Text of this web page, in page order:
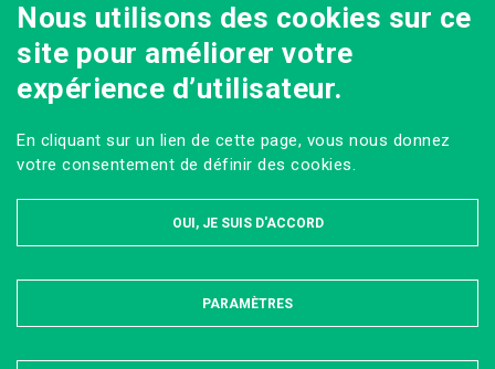
INFODOC
PÔLE IMAGE
PRESSE
Sur les réseaux
MENTIONS LÉGALES ET DONNÉES PERSONNELLES
ACCESSIBILITÉ : PARTIELLEMENT CONFORME
Nous utilisons des cookies sur ce
site pour améliorer votre
expérience d’utilisateur.
En cliquant sur un lien de cette page, vous nous donnez
votre consentement de définir des cookies.
OUI, JE SUIS D'ACCORD
MASQUER
PARAMÈTRES